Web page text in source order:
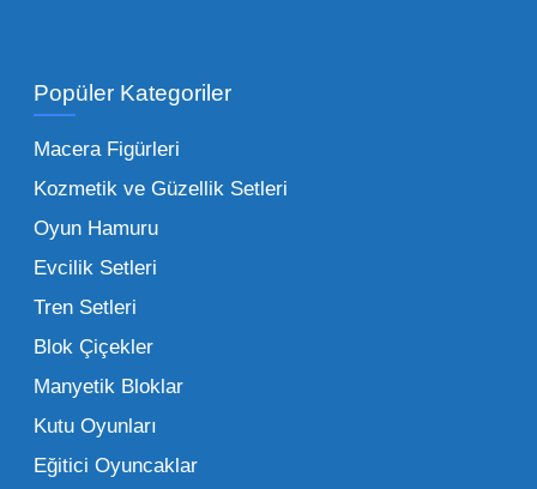
İşletmeler için toptan oyuncak satış ve alımı
şüphesiz ki birim maliyetin düşmesidir.
Oyuncak toptan kanalına geçildiğinde,
perakende satış fiyatı ile alış fiyatı arasındaki
makas açılır ve bu da ciddi kâr marjları elde
edilmesini sağlar. Toplu alımlarda uygulanan
dönemlerinde işletmenizin finansal olarak
rahatlamasına yardımcı olur.
Müşterileriniz bir ürünü sorduğunda "yok"
Popüler Kategoriler
Macera Figürleri
Kozmetik ve Güzellik Setleri
Oyun Hamuru
Evcilik Setleri
Tren Setleri
Blok Çiçekler
Manyetik Bloklar
Kutu Oyunları
Eğitici Oyuncaklar